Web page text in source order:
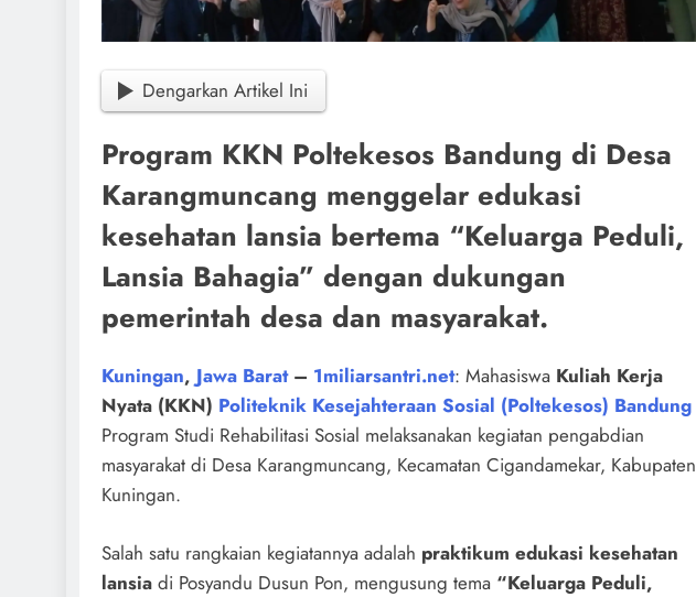
Dengarkan Artikel Ini
Program KKN Poltekesos Bandung di Desa
Karangmuncang menggelar edukasi
kesehatan lansia bertema “Keluarga Peduli,
Lansia Bahagia” dengan dukungan
pemerintah desa dan masyarakat.
Kuningan, Jawa Barat– 1miliarsantri.net: Mahasiswa Kuliah Kerja
Nyata (KKN) Politeknik Kesejahteraan Sosial (Poltekesos) Bandung
Program Studi Rehabilitasi Sosial melaksanakan kegiatan pengabdian
masyarakat di Desa Karangmuncang, Kecamatan Cigandamekar, Kabupaten
Kuningan.
Salah satu rangkaian kegiatannya adalah praktikum edukasi kesehatan
lansia di Posyandu Dusun Pon, mengusung tema “Keluarga Peduli,